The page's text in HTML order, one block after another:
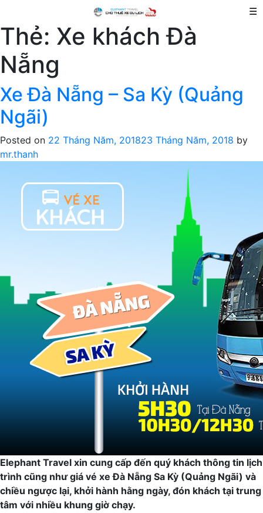
☰
Thẻ: Xe khách Đà
Nẵng
Xe Đà Nẵng – Sa Kỳ (Quảng
Ngãi)
Posted on 22 Tháng Năm, 201823 Tháng Năm, 2018 by
mr.thanh
Elephant Travel xin cung cấp đến quý khách thông tin lịch
trình cũng như giá vé xe Đà Nẵng Sa Kỳ (Quảng Ngãi) và
chiều ngược lại, khởi hành hằng ngày, đón khách tại trung
tâm với nhiều khung giờ chạy.